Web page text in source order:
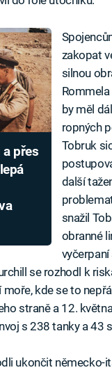
přes
zakopat
silnou
by měl
ropných
Tobruk
další
snažil
obranné
se rozhodl k
kde se to
straně a 12.
s 238 tanky a 43
ukončit německo-